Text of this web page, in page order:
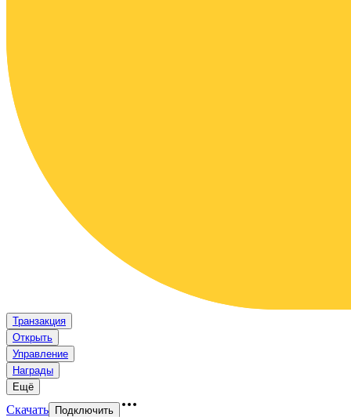
Транзакция
Открыть
Управление
Награды
Ещё
Скачать Подключить